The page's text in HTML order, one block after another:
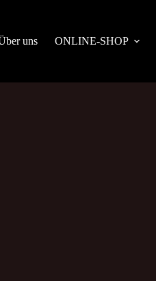
uns
ONLINE-SHOP